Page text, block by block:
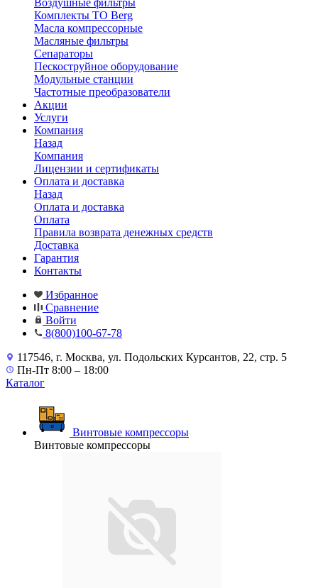
Воздушные фильтры
Комплекты ТО Berg
Масла компрессорные
Масляные фильтры
Сепараторы
Пескоструйное оборудование
Модульные станции
Частотные преобразователи
Акции
Услуги
Компания
Назад
Компания
Лицензии и сертификаты
Оплата и доставка
Назад
Оплата и доставка
Оплата
Правила возврата денежных средств
Доставка
Гарантия
Контакты
Избранное
Сравнение
Войти
8(800)100-67-78
117546, г. Москва, ул. Подольских Курсантов, 22, стр. 5
Пн-Пт 8:00 – 18:00
Каталог
Винтовые компрессоры
Винтовые компрессоры